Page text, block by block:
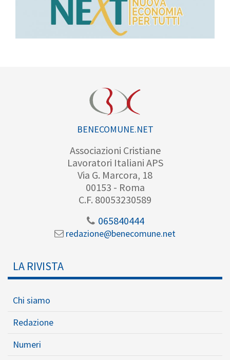
BENECOMUNE.NET
Associazioni Cristiane
Lavoratori Italiani APS
Via G. Marcora, 18
00153 - Roma
C.F. 80053230589
065840444
redazione@benecomune.net
LA RIVISTA
Chi siamo
Redazione
Numeri